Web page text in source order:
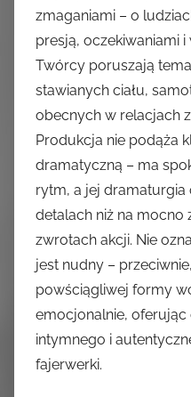
zmaganiami – o
presją, oczekiwaniami
Twórcy poruszają
stawianych ciału,
obecnych w relacjach
Produkcja nie podąża
dramatyczną – ma
rytm, a jej dramaturgia
detalach niż na mocno
zwrotach akcji. Nie
jest nudny –
powściągliwej formy
emocjonalnie, oferując
intymnego i
fajerwerki.